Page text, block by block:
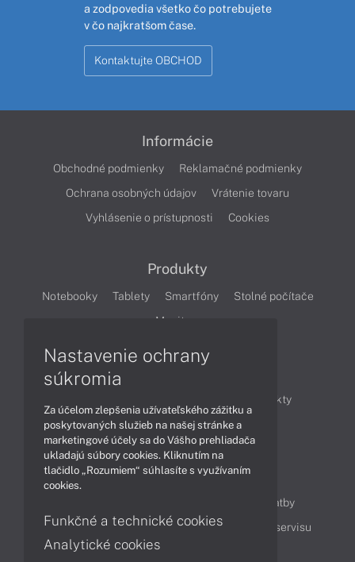
a zodpovedia všetko čo potrebujete
v čo najkratšom čase.
Kontaktujte OBCHOD
Informácie
Obchodné podmienky
Reklamačné podmienky
Ochrana osobných údajov
Vrátenie tovaru
Vyhlásenie o prístupnosti
Cookies
Produkty
Notebooky Tablety Smartfóny
Stolné počítače
Monitory
Produkty
Technológie
Videá
Obsah
Možnosti doručenia a platby
Podpora a servis
Servisné služby Cenník servisu
Nastavenie ochrany
súkromia
Za účelom zlepšenia užívateľského zážitku a
poskytovaných služieb na našej stránke a
marketingové účely sa do Vášho prehliadača
ukladajú súbory cookies. Kliknutím na
tlačidlo „Rozumiem“ súhlasíte s využívaním
cookies.
Funkčné a technické cookies
Analytické cookies